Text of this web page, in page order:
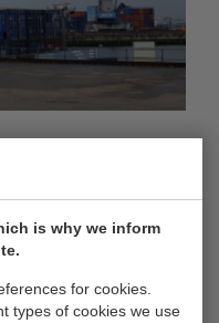
is why we inform
for cookies.
types of cookies we use
van de eerste
haven. De
worden ingezet op de
zoveel mogelijk data
Terberg heeft voor het
gekozen, vanwege